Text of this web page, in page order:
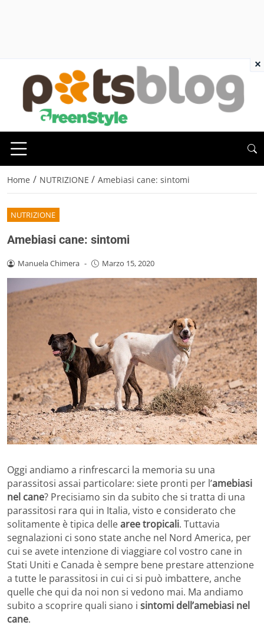
Home / NUTRIZIONE / Amebiasi cane: sintomi
NUTRIZIONE
Amebiasi cane: sintomi
Manuela Chimera - Marzo 15, 2020
Oggi andiamo a rinfrescarci la memoria su una
parassitosi assai particolare: siete pronti per l’amebiasi
nel cane? Precisiamo sin da subito che si tratta di una
parassitosi rara qui in Italia, visto e considerato che
solitamente è tipica dellearee tropicali. Tuttavia
segnalazioni ci sono state anche nel Nord America, per
cui se avete intenzione di viaggiare col vostro cane in
Stati Uniti e Canada è sempre bene prestare attenzione
a tutte le parassitosi in cui ci si può imbattere, anche
quelle che qui da noi non si vedono mai. Ma andiamo
subito a scoprire quali siano i sintomi dell’amebiasi nel
cane.
×